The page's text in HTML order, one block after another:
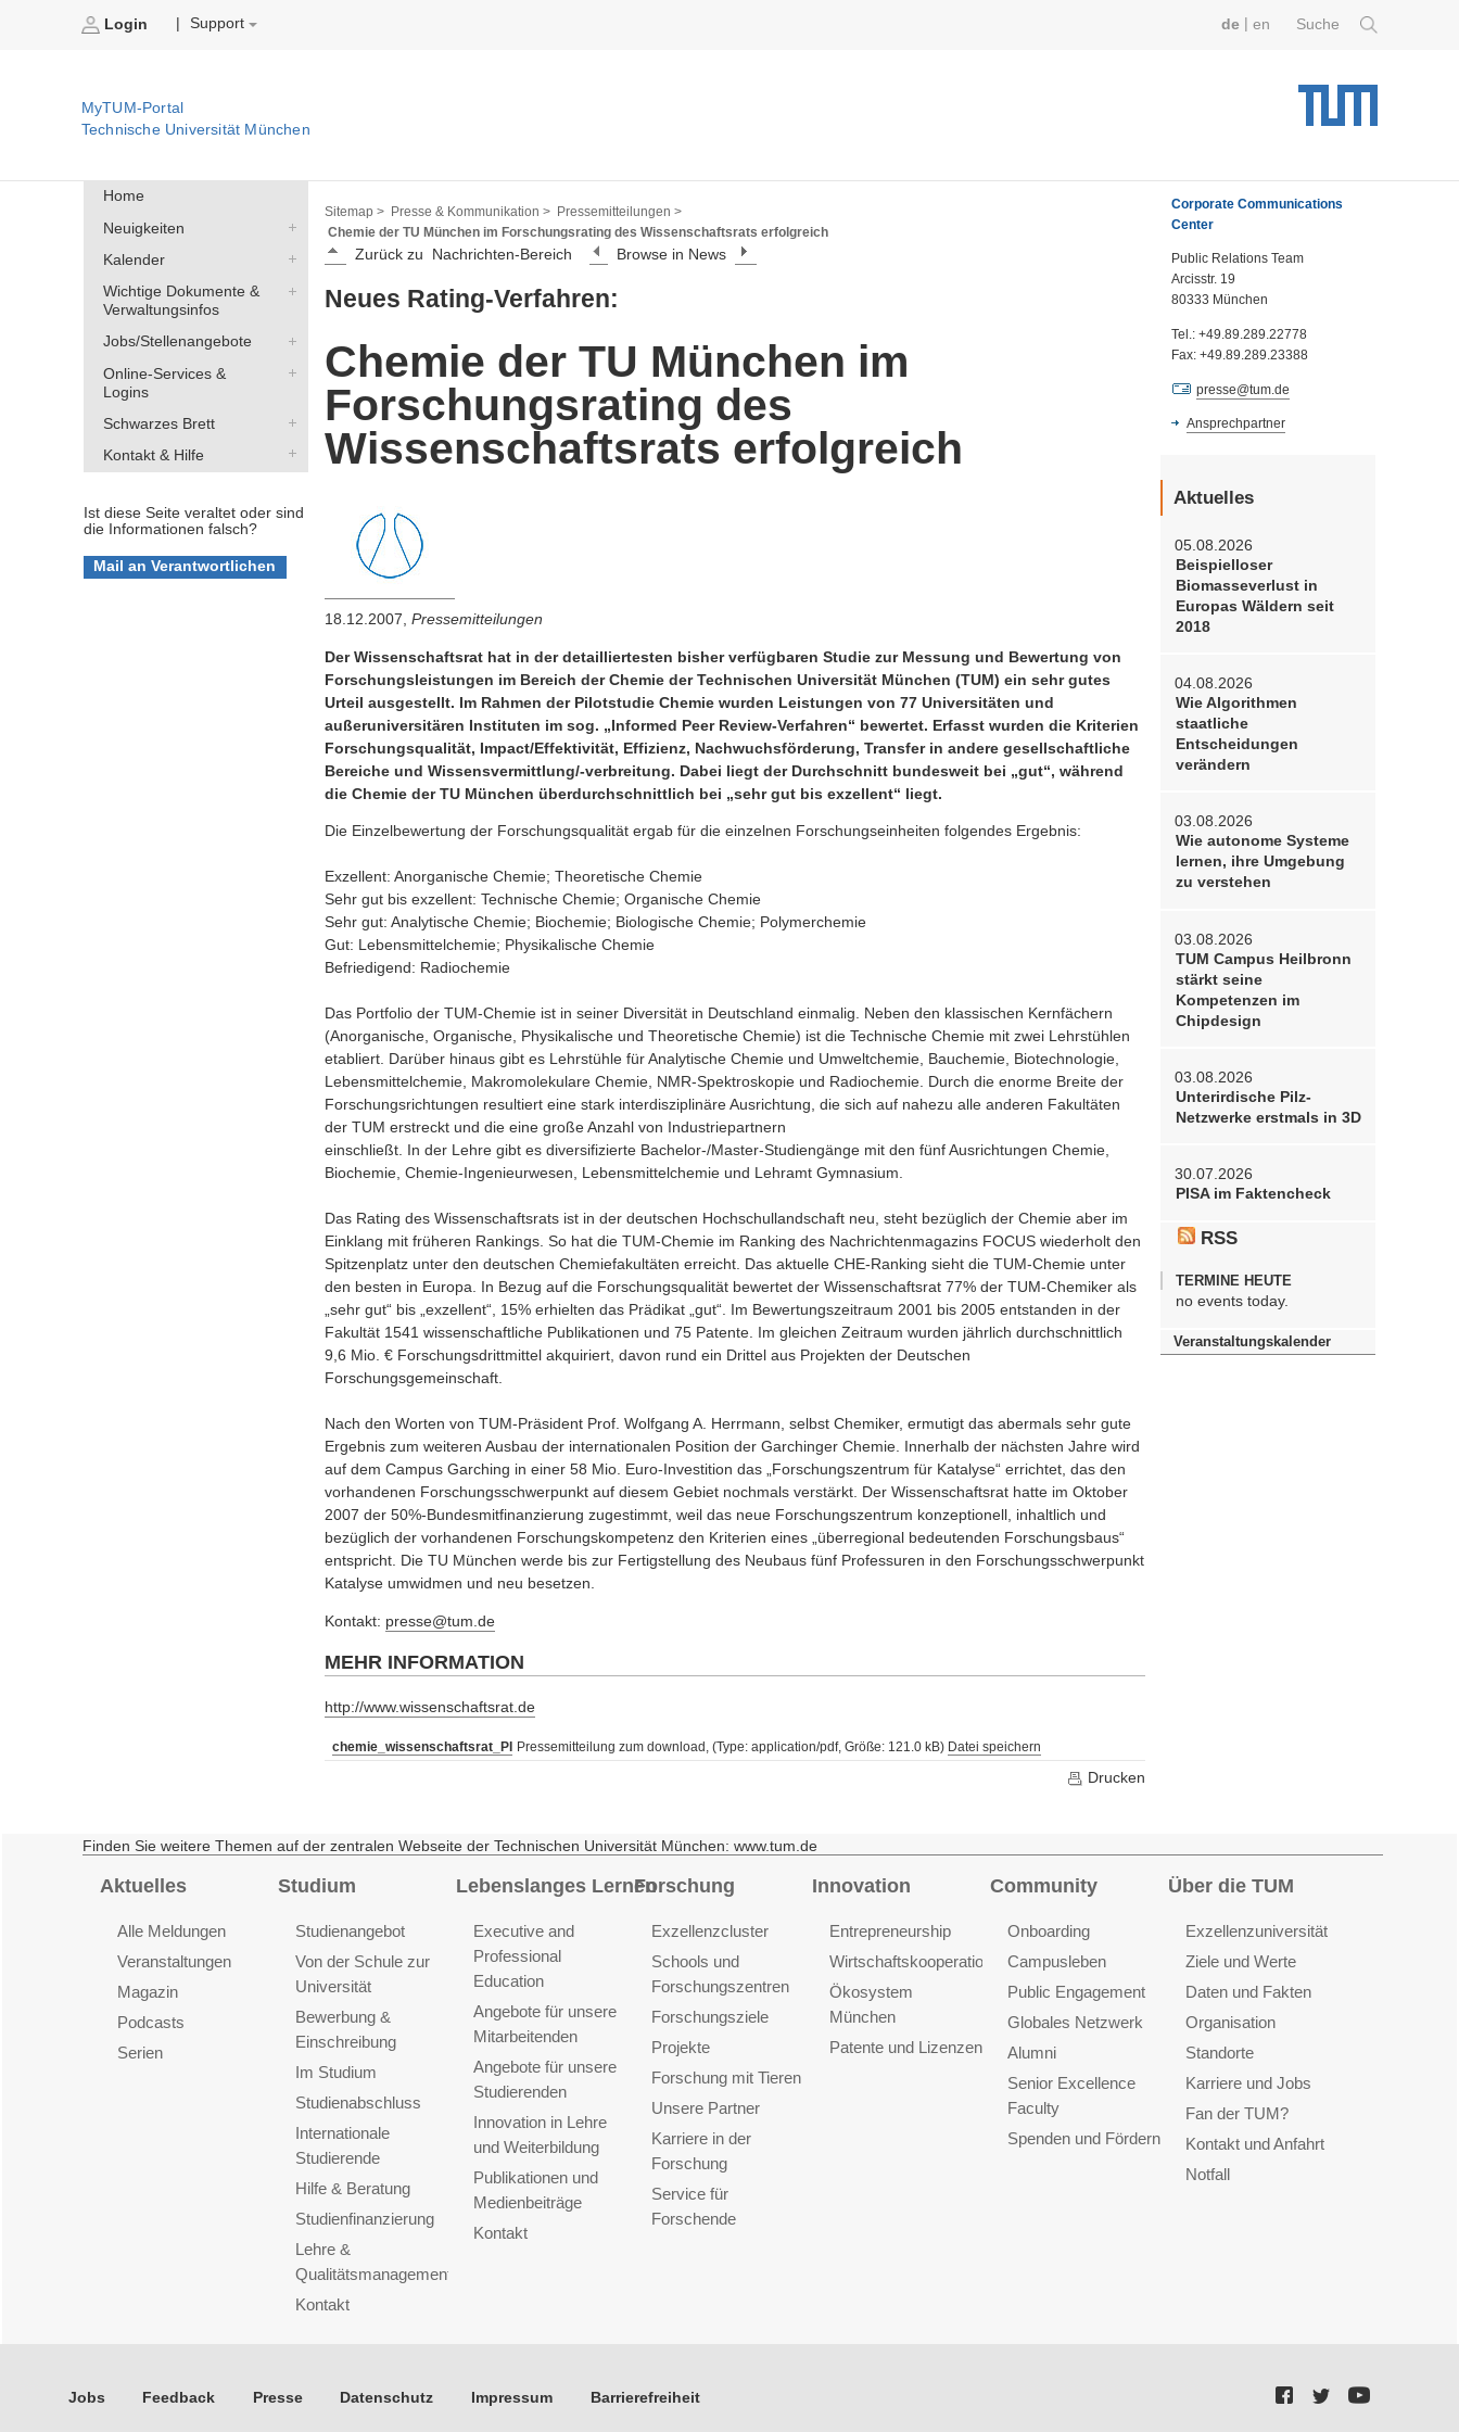
Login Support Suche
de en
MyTUM-Portal
Technische Universität München
Home
Neuigkeiten
Kalender
Wichtige Dokumente &
Verwaltungsinfos
Jobs/Stellenangebote
Online-Services &
Logins
Schwarzes Brett
Kontakt & Hilfe
Ist diese Seite veraltet oder sind
die Informationen falsch?
Sitemap > Presse & Kommunikation >
Pressemitteilungen >
Chemie der TU München im Forschungsrating des Wissenschaftsrats erfolgreich
Zurück zu Nachrichten-Bereich Browse in News
Neues Rating-Verfahren:
Chemie der TU München im
Forschungsrating des
Wissenschaftsrats erfolgreich
18.12.2007, Pressemitteilungen
Der Wissenschaftsrat hat in der detailliertesten bisher verfügbaren Studie zur Messung und Bewertung von
Forschungsleistungen im Bereich der Chemie der Technischen Universität München (TUM) ein sehr gutes
Urteil ausgestellt. Im Rahmen der Pilotstudie Chemie wurden Leistungen von 77 Universitäten und
außeruniversitären Instituten im sog. „Informed Peer Review-Verfahren“ bewertet. Erfasst wurden die Kriterien
Forschungsqualität, Impact/Effektivität, Effizienz, Nachwuchsförderung, Transfer in andere gesellschaftliche
Bereiche und Wissensvermittlung/-verbreitung. Dabei liegt der Durchschnitt bundesweit bei „gut“, während
die Chemie der TU München überdurchschnittlich bei „sehr gut bis exzellent“ liegt.
Die Einzelbewertung der Forschungsqualität ergab für die einzelnen Forschungseinheiten folgendes Ergebnis:
Exzellent: Anorganische Chemie; Theoretische Chemie
Sehr gut bis exzellent: Technische Chemie; Organische Chemie
Sehr gut: Analytische Chemie; Biochemie; Biologische Chemie; Polymerchemie
Gut: Lebensmittelchemie; Physikalische Chemie
Befriedigend: Radiochemie
Das Portfolio der TUM-Chemie ist in seiner Diversität in Deutschland einmalig. Neben den klassischen Kernfächern
(Anorganische, Organische, Physikalische und Theoretische Chemie) ist die Technische Chemie mit zwei Lehrstühlen
etabliert. Darüber hinaus gibt es Lehrstühle für Analytische Chemie und Umweltchemie, Bauchemie, Biotechnologie,
Lebensmittelchemie, Makromolekulare Chemie, NMR-Spektroskopie und Radiochemie. Durch die enorme Breite der
Forschungsrichtungen resultiert eine stark interdisziplinäre Ausrichtung, die sich auf nahezu alle anderen Fakultäten
der TUM erstreckt und die eine große Anzahl von Industriepartnern
einschließt. In der Lehre gibt es diversifizierte Bachelor-/Master-Studiengänge mit den fünf Ausrichtungen Chemie,
Biochemie, Chemie-Ingenieurwesen, Lebensmittelchemie und Lehramt Gymnasium.
Das Rating des Wissenschaftsrats ist in der deutschen Hochschullandschaft neu, steht bezüglich der Chemie aber im
Einklang mit früheren Rankings. So hat die TUM-Chemie im Ranking des Nachrichtenmagazins FOCUS wiederholt den
Spitzenplatz unter den deutschen Chemiefakultäten erreicht. Das aktuelle CHE-Ranking sieht die TUM-Chemie unter
den besten in Europa. In Bezug auf die Forschungsqualität bewertet der Wissenschaftsrat 77% der TUM-Chemiker als
„sehr gut“ bis „exzellent“, 15% erhielten das Prädikat „gut“. Im Bewertungszeitraum 2001 bis 2005 entstanden in der
Fakultät 1541 wissenschaftliche Publikationen und 75 Patente. Im gleichen Zeitraum wurden jährlich durchschnittlich
9,6 Mio. € Forschungsdrittmittel akquiriert, davon rund ein Drittel aus Projekten der Deutschen
Forschungsgemeinschaft.
Nach den Worten von TUM-Präsident Prof. Wolfgang A. Herrmann, selbst Chemiker, ermutigt das abermals sehr gute
Ergebnis zum weiteren Ausbau der internationalen Position der Garchinger Chemie. Innerhalb der nächsten Jahre wird
auf dem Campus Garching in einer 58 Mio. Euro-Investition das „Forschungszentrum für Katalyse“ errichtet, das den
vorhandenen Forschungsschwerpunkt auf diesem Gebiet nochmals verstärkt. Der Wissenschaftsrat hatte im Oktober
2007 der 50%-Bundesmitfinanzierung zugestimmt, weil das neue Forschungszentrum konzeptionell, inhaltlich und
bezüglich der vorhandenen Forschungskompetenz den Kriterien eines „überregional bedeutenden Forschungsbaus“
entspricht. Die TU München werde bis zur Fertigstellung des Neubaus fünf Professuren in den Forschungsschwerpunkt
Katalyse umwidmen und neu besetzen.
Kontakt: presse@tum.de
MEHR INFORMATION
http://www.wissenschaftsrat.de
chemie_wissenschaftsrat_PI Pressemitteilung zum download, (Type: application/pdf, Größe: 121.0 kB) Datei speichern
Drucken
Corporate Communications
Center
Public Relations Team
Arcisstr. 19
80333 München
Tel.: +49.89.289.22778
Fax: +49.89.289.23388
presse@tum.de
Ansprechpartner
Aktuelles
05.08.2026
Beispielloser
Biomasseverlust in
Europas Wäldern seit
2018
04.08.2026
Wie Algorithmen
staatliche
Entscheidungen
verändern
03.08.2026
Wie autonome Systeme
lernen, ihre Umgebung
zu verstehen
03.08.2026
TUM Campus Heilbronn
stärkt seine
Kompetenzen im
Chipdesign
03.08.2026
Unterirdische Pilz-
Netzwerke erstmals in 3D
30.07.2026
PISA im Faktencheck
RSS
TERMINE HEUTE
no events today.
Veranstaltungskalender
Finden Sie weitere Themen auf der zentralen Webseite der Technischen Universität München: www.tum.de
Aktuelles
Alle Meldungen
Veranstaltungen
Magazin
Podcasts
Serien
Studium
Studienangebot
Von der Schule zur
Universität
Bewerbung &
Einschreibung
Im Studium
Studienabschluss
Internationale
Studierende
Hilfe & Beratung
Studienfinanzierung
Lehre &
Qualitätsmanagement
Kontakt
Lebenslanges Lernen
Executive and
Professional
Education
Angebote für unsere
Mitarbeitenden
Angebote für unsere
Studierenden
Innovation in Lehre
und Weiterbildung
Publikationen und
Medienbeiträge
Kontakt
Forschung
Exzellenzcluster
Schools und
Forschungszentren
Forschungsziele
Projekte
Forschung mit Tieren
Unsere Partner
Karriere in der
Forschung
Service für
Forschende
Innovation
Entrepreneurship
Wirtschaftskooperationen
Ökosystem
München
Patente und Lizenzen
Community
Onboarding
Campusleben
Public Engagement
Globales Netzwerk
Alumni
Senior Excellence
Faculty
Spenden und Fördern
Über die TUM
Exzellenzuniversität
Ziele und Werte
Daten und Fakten
Organisation
Standorte
Karriere und Jobs
Fan der TUM?
Kontakt und Anfahrt
Notfall
Jobs Feedback Presse Datenschutz Impressum Barrierefreiheit